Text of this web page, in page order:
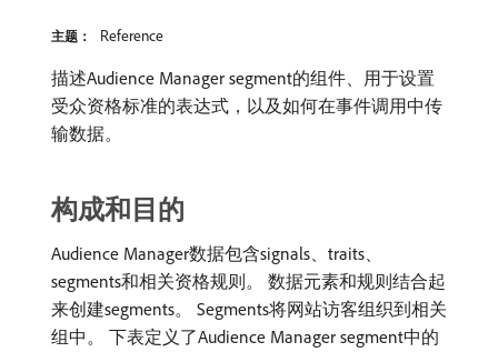
主题： Reference
描述Audience Manager segment的组件、用于设置
受众资格标准的表达式，以及如何在事件调用中传
输数据。
构成和目的
Audience Manager数据包含signals、traits、
segments和相关资格规则。 数据元素和规则结合起
来创建segments。 Segments将网站访客组织到相关
组中。 下表定义了Audience Manager segment中的